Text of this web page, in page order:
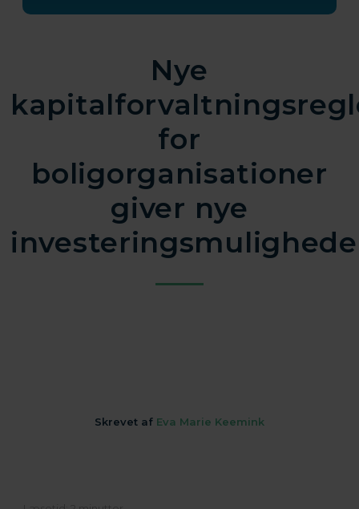
Nye
for
boligorganisationer
giver nye
Skrevet af Eva Marie Keemink